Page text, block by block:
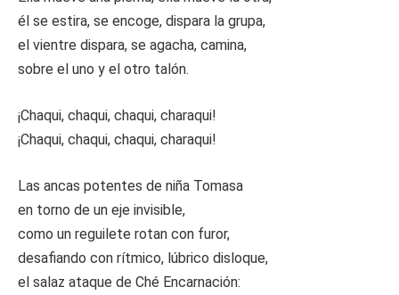
él se estira, se encoge, dispara la grupa,
el vientre dispara, se agacha, camina,
sobre el uno y el otro talón.
¡Chaqui, chaqui, chaqui, charaqui!
¡Chaqui, chaqui, chaqui, charaqui!
Las ancas potentes de niña Tomasa
en torno de un eje invisible,
como un reguilete rotan con furor,
desafiando con rítmico, lúbrico disloque,
el salaz ataque de Ché Encarnación: